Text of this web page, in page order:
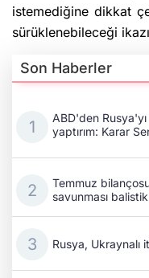
istemediğine dikkat
sürüklenebileceği
Son Haberler
ABD'den
yaptırım: Karar
Temmuz
savunması
Rusya, Ukraynalı